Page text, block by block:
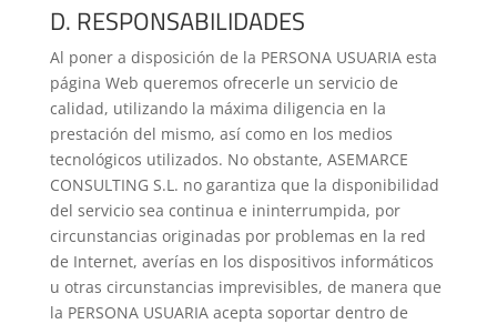
D. RESPONSABILIDADES
Al poner a disposición de la PERSONA USUARIA esta
página Web queremos ofrecerle un servicio de
calidad, utilizando la máxima diligencia en la
prestación del mismo, así como en los medios
tecnológicos utilizados. No obstante, ASEMARCE
CONSULTING S.L. no garantiza que la disponibilidad
del servicio sea continua e ininterrumpida, por
circunstancias originadas por problemas en la red
de Internet, averías en los dispositivos informáticos
u otras circunstancias imprevisibles, de manera que
la PERSONA USUARIA acepta soportar dentro de